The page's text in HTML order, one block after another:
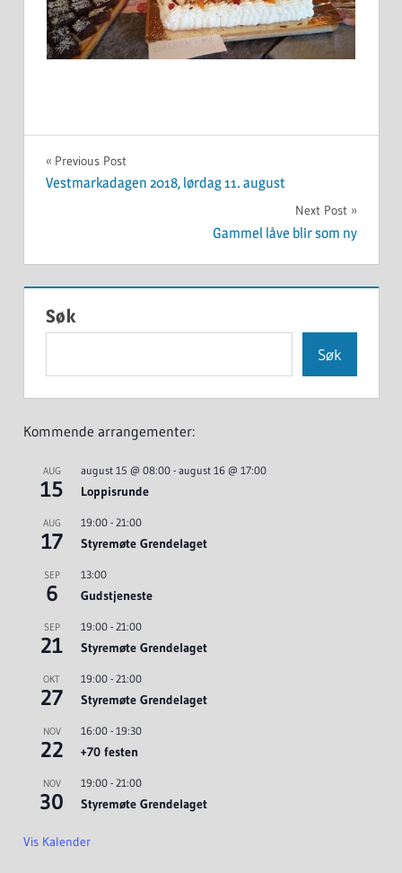
UKATEGORISERT
Innleggsnavigasjon
Previous Post
Vestmarkadagen 2018, lørdag 11. august
Next Post
Gammel låve blir som ny
Søk
Søk
Kommende arrangementer:
AUG
15
august 15 @ 08:00- august 16 @ 17:00
Loppisrunde
AUG
17
19:00- 21:00
Styremøte Grendelaget
SEP
6
13:00
Gudstjeneste
SEP
21
19:00- 21:00
Styremøte Grendelaget
OKT
27
19:00- 21:00
Styremøte Grendelaget
NOV
22
16:00- 19:30
+70 festen
NOV
30
19:00- 21:00
Styremøte Grendelaget
Vis Kalender